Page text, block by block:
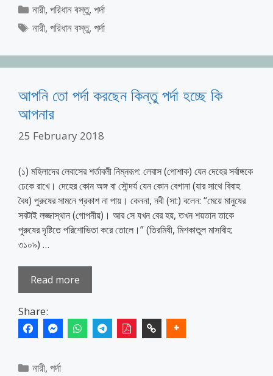
Categories
নারী,পরিধান বস্তু,পর্দা
Tags
নারী,পরিধান বস্তু,পর্দা
আপনি তো পর্দা করছেন কিন্তু পর্দা হচ্ছে কি
আপনার
25 February 2018
(১) মহিলাদের লেবাসের শর্তাবলী নিম্নরূপ: লেবাস (পোশাক) যেন দেহের সর্বাঙ্গকে
ঢেকে রাখে। দেহের কোন অঙ্গ বা সৌন্দর্য যেন কোন বেগানা (যার সাথে বিবাহ
বৈধ) পুরুষের সামনে প্রকাশ না পায়। কেননা, নবী (সা:) বলেন: “মেয়ে মানুষের
সবটাই লজ্জাস্থান (গোপনীয়)। আর সে যখন বের হয়, তখন শয়তান তাকে
পুরুষের দৃষ্টিতে পরিশোভিতা করে তোলে।” (তিরমিযী, মিশকাতুল মাসাবীহ:
৩১০৯) …
Read more
Share:
Categories
নারী,পর্দা